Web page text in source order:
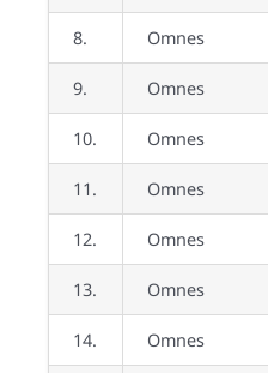
8. Omnes
9. Omnes
10. Omnes
11. Omnes
12. Omnes
13. Omnes
14. Omnes